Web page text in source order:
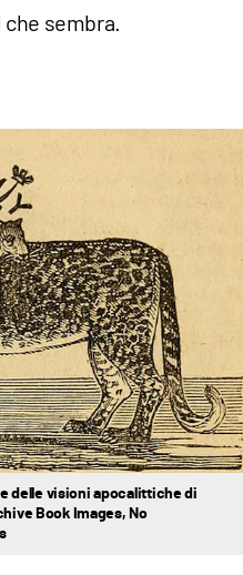
sembra.
e delle visioni apocalittiche di
Book Images, No